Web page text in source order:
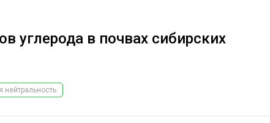
КРУПНЫМ ПЛАНОМ
углерода в почвах сибирских
нейтральность